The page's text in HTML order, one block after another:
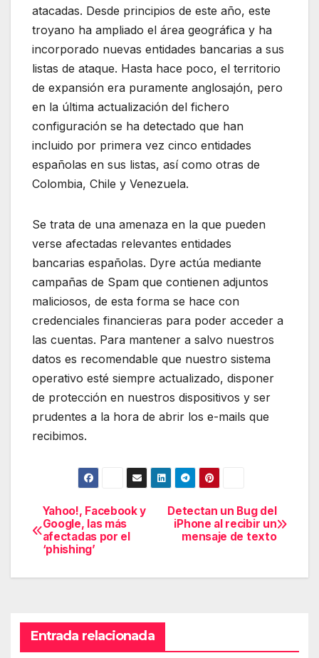
atacadas. Desde principios de este año, este
troyano ha ampliado el área geográfica y ha
incorporado nuevas entidades bancarias a sus
listas de ataque. Hasta hace poco, el territorio
de expansión era puramente anglosajón, pero
en la última actualización del fichero
configuración se ha detectado que han
incluido por primera vez cinco entidades
españolas en sus listas, así como otras de
Colombia, Chile y Venezuela.
Se trata de una amenaza en la que pueden
verse afectadas relevantes entidades
bancarias españolas. Dyre actúa mediante
campañas de Spam que contienen adjuntos
maliciosos, de esta forma se hace con
credenciales financieras para poder acceder a
las cuentas. Para mantener a salvo nuestros
datos es recomendable que nuestro sistema
operativo esté siempre actualizado, disponer
de protección en nuestros dispositivos y ser
prudentes a la hora de abrir los e-mails que
recibimos.
Navegación
de
entradas
Detectan un Bug del
iPhone al recibir un
mensaje de texto
Yahoo!, Facebook y
Google, las más
afectadas por el
‘phishing’
Entrada relacionada